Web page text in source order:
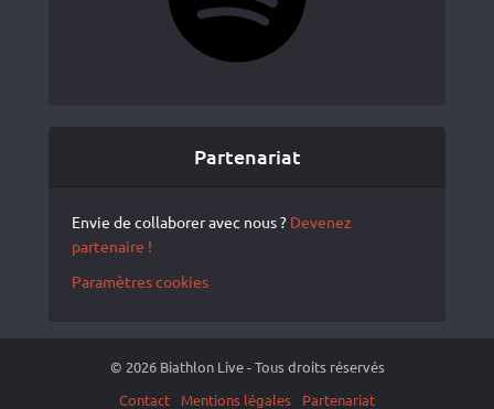
Partenariat
Envie de collaborer avec nous ? Devenez
partenaire !
Paramètres cookies
© 2026 Biathlon Live - Tous droits réservés
Contact
Mentions légales Partenariat